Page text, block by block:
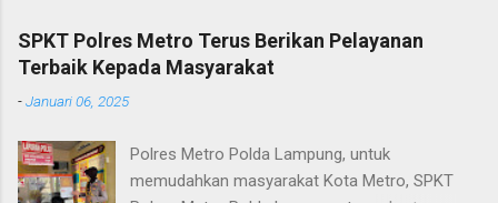
SPKT Polres Metro Terus Berikan Pelayanan
Terbaik Kepada Masyarakat
-Januari 06, 2025
Polres Metro Polda Lampung, untuk
memudahkan masyarakat Kota Metro, SPKT